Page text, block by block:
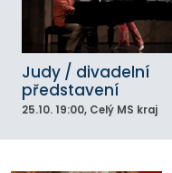
Judy / divadelní
představení
25.10. 19:00, Celý MS kraj